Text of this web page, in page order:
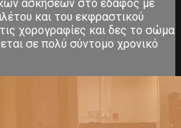
ασκήσεων στο έδαφος με
και του εκφραστικού
χορογραφίες και δες το σώμα
σε πολύ σύντομο χρονικό